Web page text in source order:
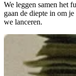
We leggen samen het
gaan de diepte in om
we lanceren.